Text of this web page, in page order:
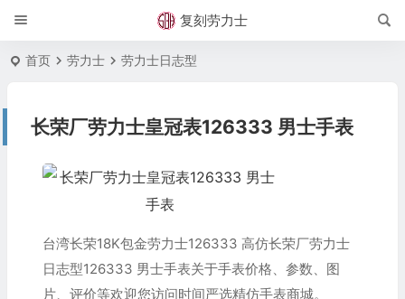
复刻劳力士
首页 劳力士 劳力士日志型
长荣厂劳力士皇冠表126333 男士手表
台湾长荣18K包金劳力士126333 高仿长荣厂劳力士
日志型126333 男士手表关于手表价格、参数、图
片、评价等欢迎您访问时间严选精仿手表商城。